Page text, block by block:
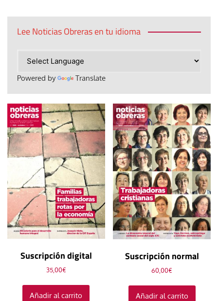
Lee Noticias Obreras en tu idioma
Powered by Translate
Suscripción digital
35,00€
Añadir al carrito
Suscripción normal
60,00€
Añadir al carrito